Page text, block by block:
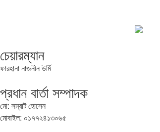
চেয়ারম্যান
ফারহানা নাজনীন উর্মি
প্রধান বার্তা সম্পাদক
মো: সম্রাট হোসেন
মোবাইল: ০১৭৭২৪১৩০৬৫